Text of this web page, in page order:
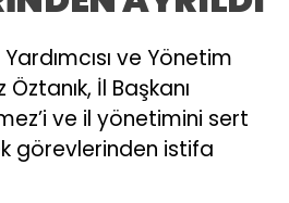
ve Yönetim
İl Başkanı
ve il yönetimini sert
görevlerinden istifa